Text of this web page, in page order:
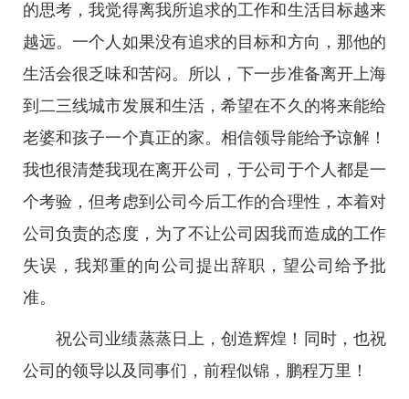
的思考，我觉得离我所追求的工作和生活目标越来
越远。一个人如果没有追求的目标和方向，那他的
生活会很乏味和苦闷。所以，下一步准备离开上海
到二三线城市发展和生活，希望在不久的将来能给
老婆和孩子一个真正的家。相信领导能给予谅解！
我也很清楚我现在离开公司，于公司于个人都是一
个考验，但考虑到公司今后工作的合理性，本着对
公司负责的态度，为了不让公司因我而造成的工作
失误，我郑重的向公司提出辞职，望公司给予批
准。
祝公司业绩蒸蒸日上，创造辉煌！同时，也祝
公司的领导以及同事们，前程似锦，鹏程万里！